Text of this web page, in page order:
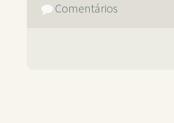
Comentários